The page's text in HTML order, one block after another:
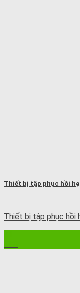
Thiết bị tập phục hồi
Thiết bị tập phục hồi